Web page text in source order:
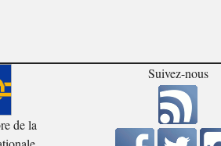
de la
Suivez-nous